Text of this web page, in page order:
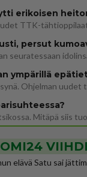
elävä Satu sai